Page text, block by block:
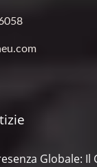
Globale: Il